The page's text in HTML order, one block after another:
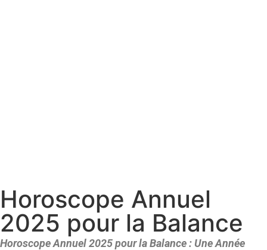
Horoscope Annuel
2025 pour la Balance
Horoscope Annuel 2025 pour la Balance : Une Année